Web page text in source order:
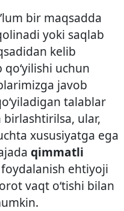
bir maqsadda
yoki saqlab
kelib
qo‘yilishi uchun
javob
talablar
birlashtirilsa, ular,
xususiyatga ega
qimmatli
ehtiyoji
vaqt o‘tishi bilan